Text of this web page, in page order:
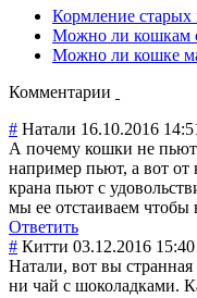
Кормление старых
Можно ли кошкам
Можно ли кошке
Комментарии
# Натали 16.10.2016
А почему кошки не
например пьют, а вот от
крана пьют с
мы ее отстаиваем чтобы
Ответить
# Китти 03.12.2016 15:40
Натали, вот вы странная
ни чай с шоколадками.